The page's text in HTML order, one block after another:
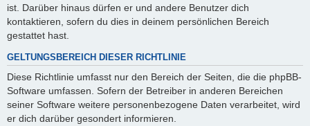
ist. Darüber hinaus dürfen er und andere Benutzer dich
kontaktieren, sofern du dies in deinem persönlichen Bereich
gestattet hast.
GELTUNGSBEREICH DIESER RICHTLINIE
Diese Richtlinie umfasst nur den Bereich der Seiten, die die phpBB-
Software umfassen. Sofern der Betreiber in anderen Bereichen
seiner Software weitere personenbezogene Daten verarbeitet, wird
er dich darüber gesondert informieren.